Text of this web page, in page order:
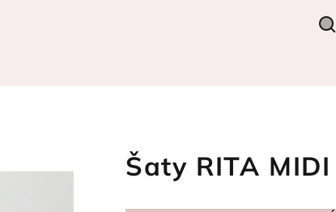
Šaty RITA